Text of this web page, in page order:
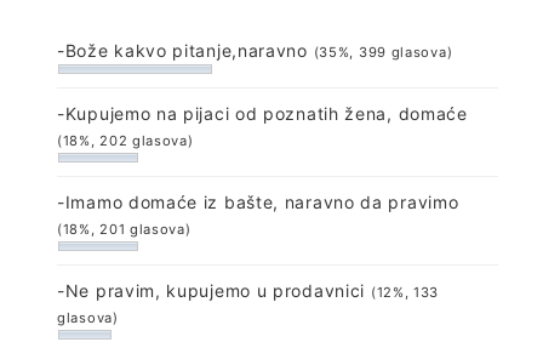
-Bože kakvo pitanje,naravno (35%, 399 glasova)
-Kupujemo na pijaci od poznatih žena, domaće
(18%, 202 glasova)
-Imamo domaće iz bašte, naravno da pravimo
(18%, 201 glasova)
-Ne pravim, kupujemo u prodavnici (12%, 133
glasova)